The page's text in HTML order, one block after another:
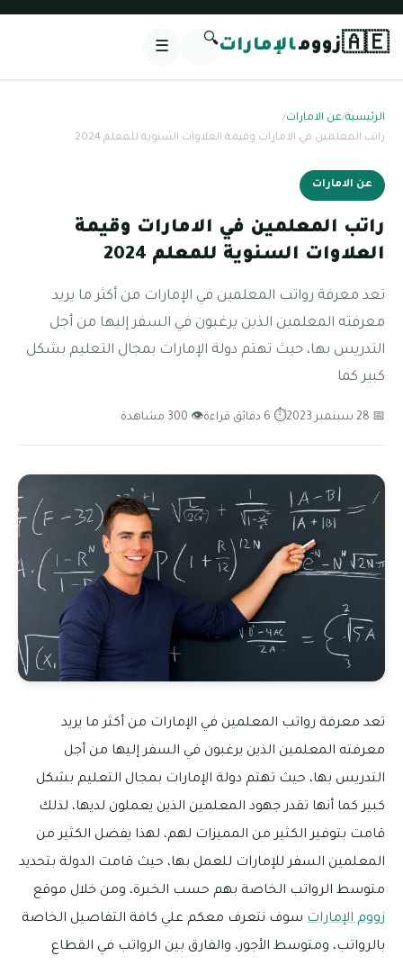
🇦🇪زوومالإمارات🔍
☰
الرئيسية/عن الامارات/
راتب المعلمين في الامارات وقيمة العلاوات السنوية للمعلم 2024
عن الامارات
راتب المعلمين في الامارات وقيمة
العلاوات السنوية للمعلم 2024
تعد معرفة رواتب المعلمين في الإمارات من أكثر ما يريد
معرفته المعلمين الذين يرغبون في السفر إليها من أجل
التدريس بها، حيث تهتم دولة الإمارات بمجال التعليم بشكل
كبير كما
📅 28 سبتمبر 2023 ⏱ 6 دقائق قراءة 👁 300 مشاهدة
تعد معرفة رواتب المعلمين في الإمارات من أكثر ما يريد
معرفته المعلمين الذين يرغبون في السفر إليها من أجل
التدريس بها، حيث تهتم دولة الإمارات بمجال التعليم بشكل
كبير كما أنها تقدر جهود المعلمين الذين يعملون لديها، لذلك
قامت بتوفير الكثير من المميزات لهم، لهذا يفضل الكثير من
المعلمين السفر للإمارات للعمل بها، حيث قامت الدولة بتحديد
متوسط الرواتب الخاصة بهم حسب الخبرة، ومن خلال موقع
زووم الإمارات سوف نتعرف معكم علي كافة التفاصيل الخاصة
بالرواتب، ومتوسط الأجور، والفارق بين الرواتب في القطاع